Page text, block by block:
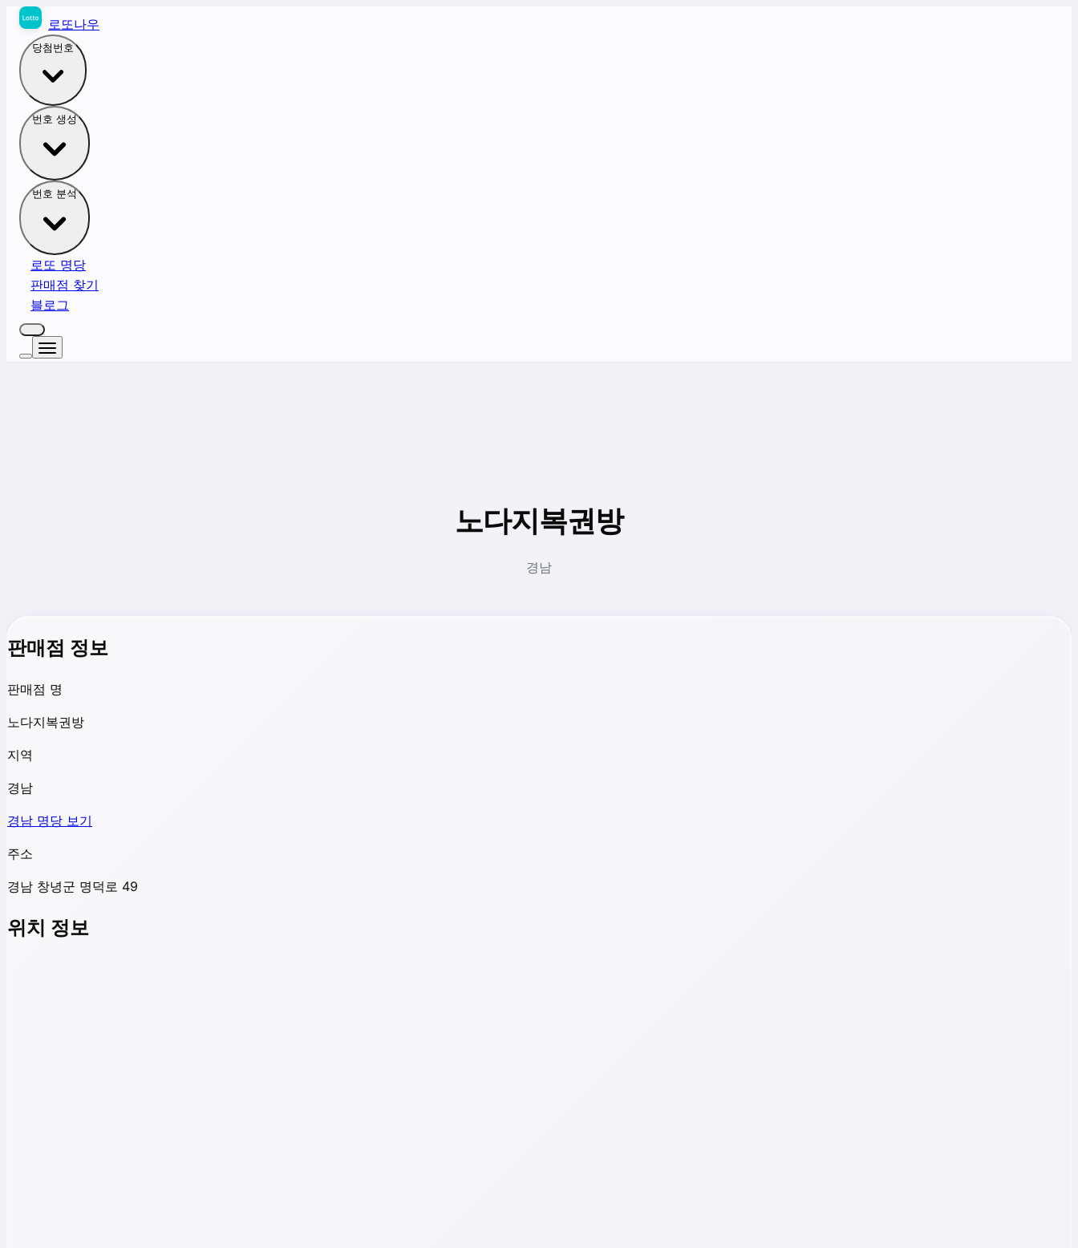
로또나우
당첨번호
번호 생성
번호 분석
로또 명당
판매점 찾기
블로그
노다지복권방
경남
판매점 정보
판매점 명
노다지복권방
지역
경남
경남 명당 보기
주소
경남 창녕군 명덕로 49
위치 정보